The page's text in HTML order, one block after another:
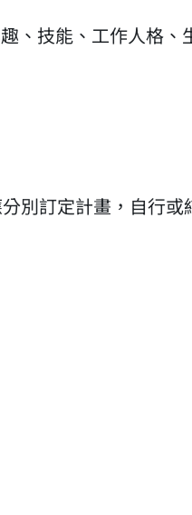
、技能、工作人格
別訂定計畫，自行或